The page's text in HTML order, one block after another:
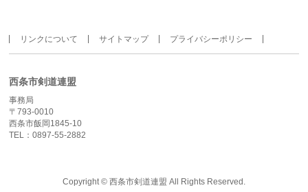
リンクについて サイトマップ プライバシーポリシー
西条市剣道連盟
事務局
〒793-0010
西条市飯岡1845-10
TEL：0897-55-2882
Copyright © 西条市剣道連盟 All Rights Reserved.